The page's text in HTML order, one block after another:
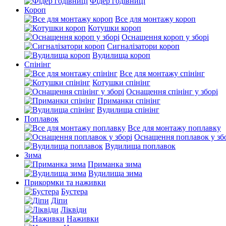
Короп
Все для монтажу короп
Котушки короп
Оснащення короп у зборі
Сигналізатори короп
Вудилища короп
Спінінг
Все для монтажу спінінг
Котушки спінінг
Оснащення спінінг у зборі
Приманки спінінг
Вудилища спінінг
Поплавок
Все для монтажу поплавку
Оснащення поплавок у
Вудилища поплавок
Зима
Приманка зима
Вудилища зима
Прикормки та наживки
Бустера
Діпи
Ліквіди
Наживки